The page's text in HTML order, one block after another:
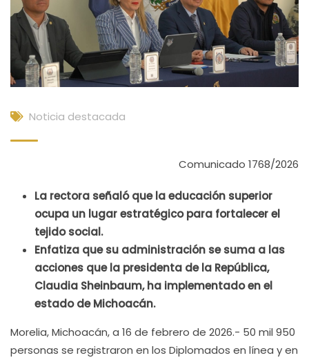
Noticia destacada
Comunicado 1768/2026
La rectora señaló que la educación superior
ocupa un lugar estratégico para fortalecer el
tejido social.
Enfatiza que su administración se suma a las
acciones que la presidenta de la República,
Claudia Sheinbaum, ha implementado en el
estado de Michoacán.
Morelia, Michoacán, a 16 de febrero de 2026.- 50 mil 950
personas se registraron en los Diplomados en línea y en